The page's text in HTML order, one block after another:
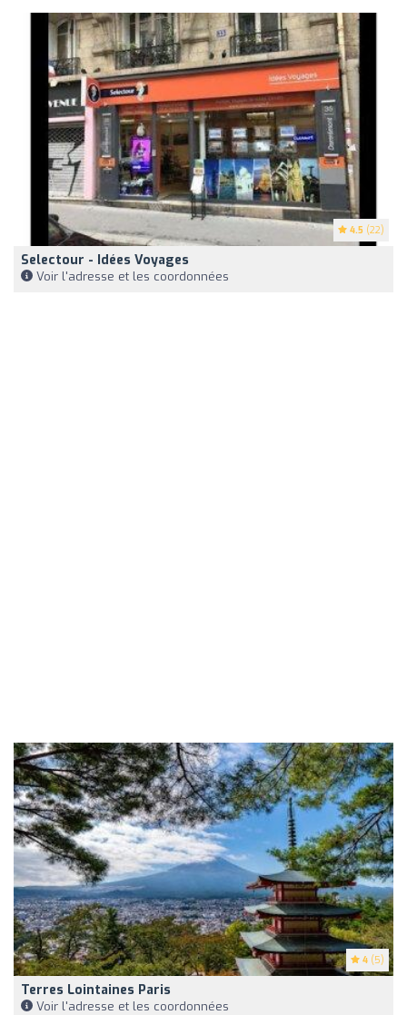
4.5 (22)
Selectour - Idées Voyages
Voir l'adresse et les coordonnées
4 (5)
Terres Lointaines Paris
Voir l'adresse et les coordonnées